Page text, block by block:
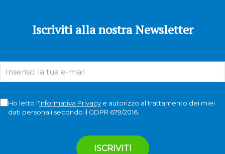
Iscriviti alla nostra Newsletter
Ho letto l'Informativa Privacy e autorizzo al trattamento dei miei
dati personali secondo il GDPR 679/2016.